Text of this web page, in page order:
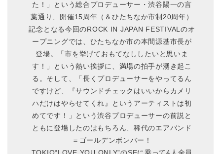
た！」という総合プロデューサー・渋谷陽一の言
葉通り、開催15周年（＆ひたちなか市制20周年）
記念となる今回のROCK IN JAPAN FESTIVALのオ
ープニングでは、ひたちなか市の本間源基市長が
登場。「市を挙げておもてなししたいと思いま
す！」という熱い挨拶に、満場の拍手が湧き起こ
る。そして、「長くプロデューサーをやってるん
ですけど、『サウンドチェックはいいからカメリ
ハだけはやらせてくれ』というアーティストは初
めてです！」という渋谷プロデューサーの前説と
ともに登場したのはもちろん、稀代のエアバンド
＝ゴールデンボンバー！